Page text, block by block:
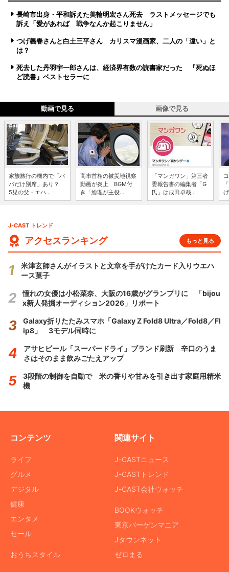
長崎市出身・平和訴えた美輪明宏さん死去 ラストメッセージでも
訴え「愛があれば 戦争なんか起こりません」
つげ義春さんと白土三平さん カリスマ漫画家、二人の「違い」と
は？
死去した丹羽宇一郎さんは、経済界有数の読書家だった 『死ぬほ
ど読書』ベストセラーに
動画で見る 画像で見る
家族旅行の機内で「パ
パだけ別席」あり？
5児の父・エハ...
高市首相の被災地視察
動画が炎上 BGM付
き「総理が主役...
「マンガワン」第三者
委報告書の編集者「G
氏」は成田卓哉...
J-CAST トレンド
アクセスランキング もっと見る
米津玄師さんがイラストと文章を手がけたカード入りウエハ
ース菓子
憧れの女優は小松菜奈、大阪の16歳がグランプリに 「bijou
x新人発掘オーディション2026」リポート
Galaxy折りたたみスマホ「Galaxy Z Fold8 Ultra／Fold8／Fl
ip8」 3モデル同時に
アサヒビール「スーパードライ」ブランド刷新 辛口のうま
さはそのまま飲みごたえアップ
3段階の制御を自動で 米の香りや甘みを引き出す家庭用精米
機
コンテンツ
ライフ
グルメ
デジタル
健康
エンタメ
セール
おうちスタイル
関連サイト
J-CASTニュース
J-CASTトレンド
J-CAST会社ウォッチ
BOOKウォッチ
東京バーゲンマニア
Jタウンネット
ゼロまる